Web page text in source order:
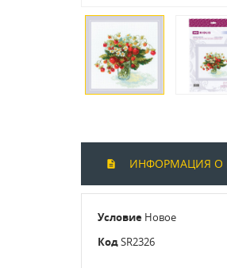
ИНФОРМАЦИЯ О
Условие Новое
КодSR2326